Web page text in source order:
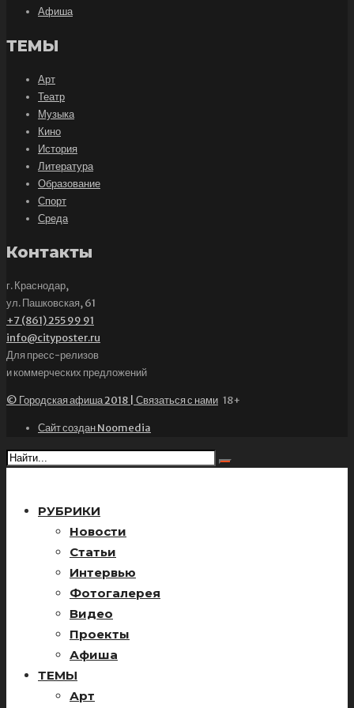
Афиша
ТЕМЫ
Арт
Театр
Музыка
Кино
История
Литература
Образование
Спорт
Среда
Контакты
г. Краснодар,
ул. Пашковская, 61
+7 (861) 255 99 91
info@cityposter.ru
Для пресс-релизов
и коммерческих предложений
© Городская афиша 2018 | Связаться с нами 18+
Сайт создан Noomedia
РУБРИКИ
Новости
Статьи
Интервью
Фотогалерея
Видео
Проекты
Афиша
ТЕМЫ
Арт